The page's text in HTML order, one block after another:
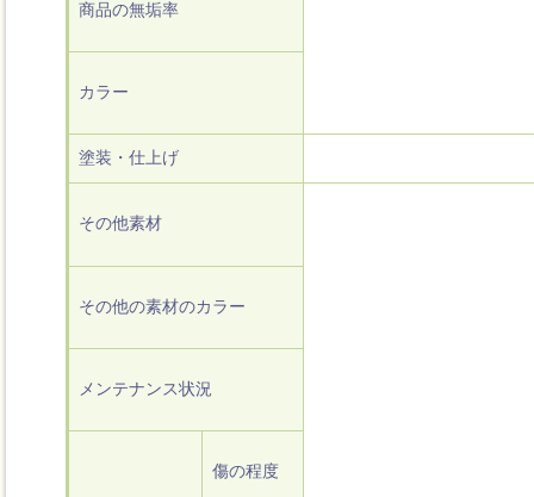
商品の無垢率
カラー
塗装・仕上げ
その他素材
その他の素材のカラー
メンテナンス状況
傷の程度